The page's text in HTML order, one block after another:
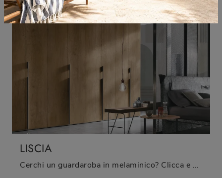
LISCIA
Cerchi un guardaroba in melaminico? Clicca e scopri armadi a muro con ante battenti di Tomasella.